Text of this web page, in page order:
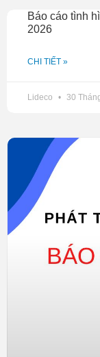
Lộc Anh
Báo cáo tình
2026
CHI TIẾT »
Lideco 30